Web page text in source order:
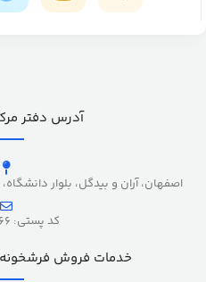
آدرس دفتر
اصفهان، آران و بیدگل، بلوار
کد پستی: 8741114066
خدمات فروش فرشخونه